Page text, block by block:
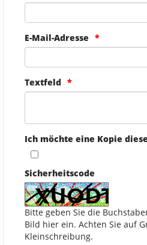
E-Mail-Adresse
Textfeld
Ich möchte eine Kopie
Sicherheitscode
Bitte geben Sie die
Bild hier ein. Achten Sie auf
Kleinschreibung.